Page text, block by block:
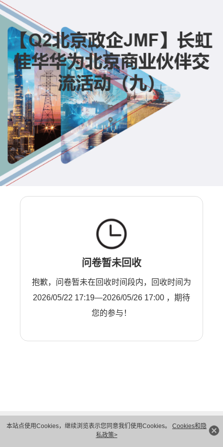
本站点使用Cookies，继续浏览表示您同意我们使用Cookies。 Cookies和隐
私政策>
问卷暂未回收
抱歉，问卷暂未在回收时间段内，回收时间为
2026/05/22 17:19—2026/05/26 17:00 ，期待
您的参与！